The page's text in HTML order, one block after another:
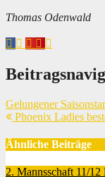
Thomas Odenwald
Gelungener
Phoenix Ladies
Ähnliche Beiträge
2. Mannsschaft 11/12